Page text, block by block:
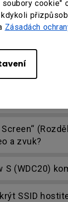
soubory cookie"
Zásadách
/
a zvuk?
S (WDC20)
SSID